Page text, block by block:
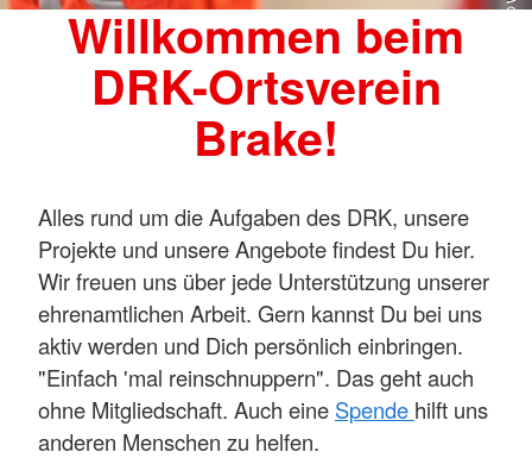
Willkommen beim
DRK-Ortsverein
Brake!
Alles rund um die Aufgaben des DRK, unsere
Projekte und unsere Angebote findest Du hier.
Wir freuen uns über jede Unterstützung unserer
ehrenamtlichen Arbeit. Gern kannst Du bei uns
aktiv werden und Dich persönlich einbringen.
"Einfach 'mal reinschnuppern". Das geht auch
ohne Mitgliedschaft. Auch eine Spende hilft uns
anderen Menschen zu helfen.